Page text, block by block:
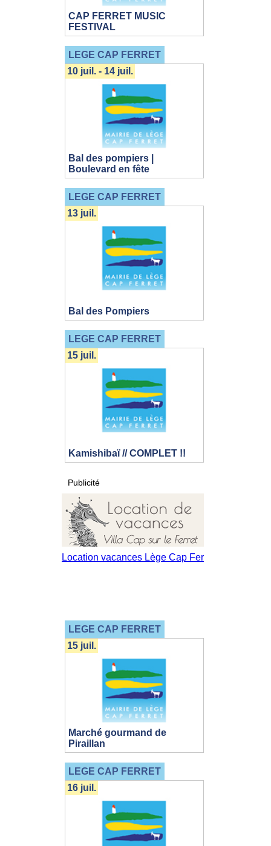
CAP FERRET MUSIC
FESTIVAL
LEGE CAP FERRET
Bal des pompiers |
Boulevard en fête
10 juil. - 14 juil.
LEGE CAP FERRET
Bal des Pompiers
13 juil.
LEGE CAP FERRET
Kamishibaï // COMPLET !!
15 juil.
Publicité
LEGE CAP FERRET
Marché gourmand de
Piraillan
15 juil.
LEGE CAP FERRET
16 juil.